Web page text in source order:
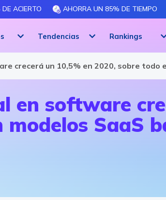
ACIERTO AHORRA UN 85% DE TIEMPO
Tendencias Rankings
crecerá un 10,5% en 2020, sobre todo
en software
SaaS